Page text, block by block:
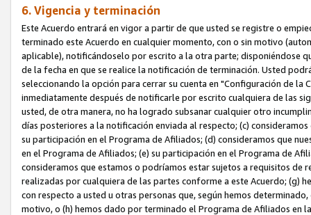
6. Vigencia y terminación
Este Acuerdo entrará en vigor a partir de que usted se registre o
terminado este Acuerdo en cualquier momento, con o sin motivo
aplicable), notificándoselo por escrito a la otra parte; disponiéndose
de la fecha en que se realice la notificación de terminación. Usted
seleccionando la opción para cerrar su cuenta en "Configuración de
inmediatamente después de notificarle por escrito cualquiera de las
usted, de otra manera, no ha logrado subsanar cualquier otro
días posteriores a la notificación enviada al respecto; (c)
su participación en el Programa de Afiliados; (d) consideramos que
en el Programa de Afiliados; (e) su participación en el Programa de
consideramos que estamos o podríamos estar sujetos a requisitos de
realizadas por cualquiera de las partes conforme a este Acuerdo; (g)
con respecto a usted u otras personas que, según hemos
motivo, o (h) hemos dado por terminado el Programa de Afiliados en